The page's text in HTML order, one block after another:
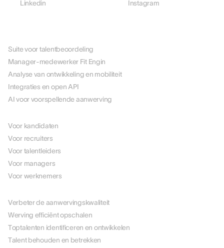
Linkedin Instagram
Suite voor talentbeoordeling
Manager-medewerker Fit Engin
Analyse van ontwikkeling en mobiliteit
Integraties en open API
AI voor voorspellende aanwerving
Voor kandidaten
Voor recruiters
Voor talentleiders
Voor managers
Voor werknemers
Verbeter de aanwervingskwaliteit
Werving efficiënt opschalen
Toptalenten identificeren en ontwikkelen
Talent behouden en betrekken